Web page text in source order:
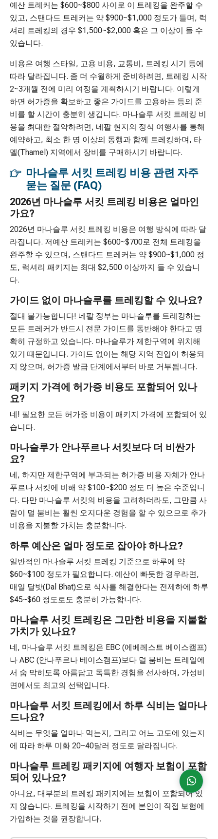
예산 트레커는 $600~$800 사이로 이 트레킹을 완주할 수
있고, 스탠다드 트레커는 약 $900~$1,000 정도가 들며, 럭
셔리 트레킹의 경우 $1,500~$2,000 혹은 그 이상이 들 수
있습니다.
비용은 여행 스타일, 고용 비용, 교통비, 트레킹 시기 등에
따라 달라집니다. 좀 더 수월하게 준비하려면, 트레킹 시작
2~3개월 전에 미리 여정을 계획하시기 바랍니다. 이렇게
하면 허가증을 확보하고 좋은 가이드를 고용하는 등의 준
비를 할 시간이 충분히 생깁니다. 마나슬루 서킷 트레킹 비
용을 최대한 절약하려면, 네팔 현지의 정식 여행사를 통해
예약하고, 최소 한 명 이상의 동행과 함께 트레킹하며, 타
멜(Thamel) 지역에서 장비를 구매하시기 바랍니다.
마나슬루 서킷 트레킹 비용 관련 자주
묻는 질문 (FAQ)
2026년 마나슬루 서킷 트레킹 비용은 얼마인
가요?
2026년 마나슬루 서킷 트레킹 비용은 여행 방식에 따라 달
라집니다. 저예산 트레커는 $600~$700로 전체 트레킹을
완주할 수 있으며, 스탠다드 트레커는 약 $900~$1,000 정
도, 럭셔리 패키지는 최대 $2,500 이상까지 들 수 있습니
다.
가이드 없이 마나슬루를 트레킹할 수 있나요?
절대 불가능합니다! 네팔 정부는 마나슬루를 트레킹하는
모든 트레커가 반드시 전문 가이드를 동반해야 한다고 명
확히 규정하고 있습니다. 마나슬루가 제한구역에 위치해
있기 때문입니다. 가이드 없이는 해당 지역 진입이 허용되
지 않으며, 허가증 발급 단계에서부터 바로 거부됩니다.
패키지 가격에 허가증 비용도 포함되어 있나
요?
네! 필요한 모든 허가증 비용이 패키지 가격에 포함되어 있
습니다.
마나슬루가 안나푸르나 서킷보다 더 비싼가
요?
네, 하지만 제한구역에 부과되는 허가증 비용 자체가 안나
푸르나 서킷에 비해 약 $100~$200 정도 더 높은 수준입니
다. 다만 마나슬루 서킷의 비용을 고려하더라도, 그만큼 사
람이 덜 붐비는 훨씬 오지다운 경험을 할 수 있으므로 추가
비용을 지불할 가치는 충분합니다.
하루 예산은 얼마 정도로 잡아야 하나요?
일반적인 마나슬루 서킷 트레킹 기준으로 하루에 약
$60~$100 정도가 필요합니다. 예산이 빠듯한 경우라면,
매일 달밧(Dal Bhat)으로 식사를 해결한다는 전제하에 하루
$45~$60 정도로도 충분히 가능합니다.
마나슬루 서킷 트레킹은 그만한 비용을 지불할
가치가 있나요?
네, 마나슬루 서킷 트레킹은 EBC (에베레스트 베이스캠프)
나 ABC (안나푸르나 베이스캠프)보다 덜 붐비는 트레일에
서 숨 막히도록 아름답고 독특한 경험을 선사하며, 가성비
면에서도 최고의 선택입니다.
마나슬루 서킷 트레킹에서 하루 식비는 얼마나
드나요?
식비는 무엇을 얼마나 먹는지, 그리고 어느 고도에 있는지
에 따라 하루 미화 20~40달러 정도로 달라집니다.
마나슬루 트레킹 패키지에 여행자 보험이 포함
되어 있나요?
아니요, 대부분의 트레킹 패키지에는 보험이 포함되어 있
지 않습니다. 트레킹을 시작하기 전에 본인이 직접 보험에
가입하는 것을 권장합니다.